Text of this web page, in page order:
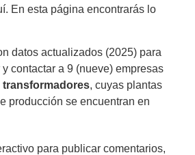
En esta página encontrarás lo
datos actualizados (2025) para
contactar a 9 (nueve) empresas
transformadores, cuyas plantas
producción se encuentran en
para publicar comentarios,